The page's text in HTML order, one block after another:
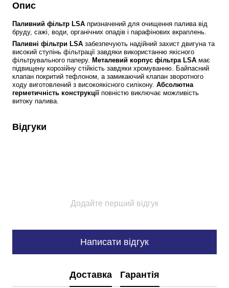
Опис
Паливний фільтр LSA призначений для очищення палива від
бруду, сажі, води, органічних опадів і парафінових вкраплень.
Паливні фільтри LSA забезпечують надійний захист двигуна та
високий ступінь фільтрації завдяки використанню якісного
фільтрувального паперу. Металевий корпус фільтра LSA має
підвищену корозійну стійкість завдяки хромуванню. Байпасний
клапан покритий тефлоном, а замикаючий клапан зворотного
ходу виготовлений з високоякісного силікону. Абсолютна
герметичність конструкції повністю виключає можливість
витоку палива.
Відгуки
Додайте перший відгук
Написати відгук
Доставка Гарантія